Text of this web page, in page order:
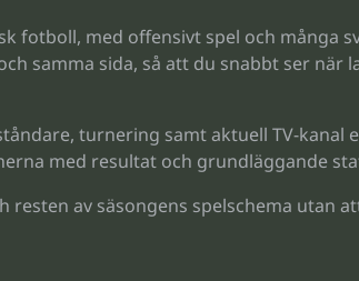
fotboll, med offensivt spel och många
samma sida, så att du snabbt ser när
turnering samt aktuell TV-kanal
med resultat och grundläggande
av säsongens spelschema utan